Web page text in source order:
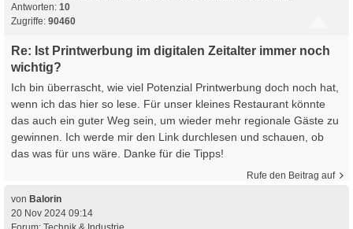
Antworten: 10
Zugriffe: 90460
Re: Ist Printwerbung im digitalen Zeitalter immer noch
wichtig?
Ich bin überrascht, wie viel Potenzial Printwerbung doch noch hat,
wenn ich das hier so lese. Für unser kleines Restaurant könnte
das auch ein guter Weg sein, um wieder mehr regionale Gäste zu
gewinnen. Ich werde mir den Link durchlesen und schauen, ob
das was für uns wäre. Danke für die Tipps!
Rufe den Beitrag auf
von Balorin
20 Nov 2024 09:14